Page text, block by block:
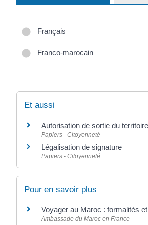
Français
Franco-marocain
Et aussi
Autorisation de sortie du
Papiers - Citoyenneté
Légalisation de signature
Papiers - Citoyenneté
Pour en savoir plus
Voyager au Maroc : formalités
Ambassade du Maroc en France